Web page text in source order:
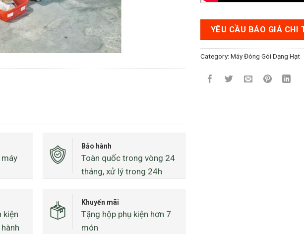
Bảo hành
Toàn quốc trong vòng 24
tháng, xử lý trong 24h
kiện
Khuyến mãi
Tặng hộp phụ kiện hơn 7
món
YÊU CẦU BÁO GIÁ CHI
Category: Máy Đóng Gói Dạng Hạt